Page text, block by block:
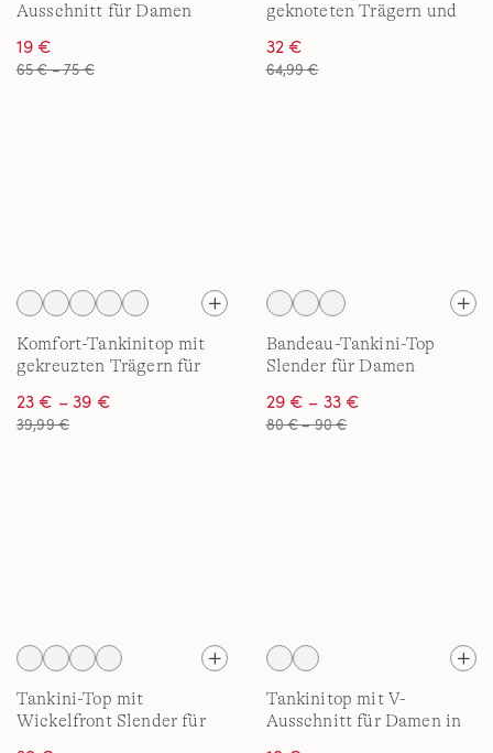
Ausschnitt für Damen
19 €
65 € – 75 €
geknoteten Trägern und
F-Cup
32 €
64,99 €
Komfort-Tankinitop mit
gekreuzten Trägern für
23 € – 39 €
39,99 €
Bandeau-Tankini-Top
Slender für Damen
29 € – 33 €
80 € – 90 €
Tankini-Top mit
Wickelfront Slender für
Tankinitop mit V-
Ausschnitt für Damen in